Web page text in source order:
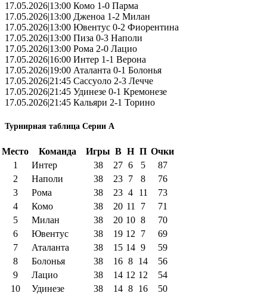
17.05.2026|13:00 Комо 1-0 Парма
17.05.2026|13:00 Дженоа 1-2 Милан
17.05.2026|13:00 Ювентус 0-2 Фиорентина
17.05.2026|13:00 Пиза 0-3 Наполи
17.05.2026|13:00 Рома 2-0 Лацио
17.05.2026|16:00 Интер 1-1 Верона
17.05.2026|19:00 Аталанта 0-1 Болонья
17.05.2026|21:45 Сассуоло 2-3 Лечче
17.05.2026|21:45 Удинезе 0-1 Кремонезе
17.05.2026|21:45 Кальяри 2-1 Торино
Турнирная таблица Серии А
Место Команда Игры В Н П Очки
1
Интер 38 27 6 5
87
2
Наполи 38 23 7 8
76
3
Рома 38 23 4 11
73
4
Комо 38 20 11 7
71
5
Милан 38 20 10 8
70
6
Ювентус 38 19 12 7
69
7
Аталанта 38 15 14 9
59
8
Болонья 38 16 8 14
56
9
Лацио 38 14 12 12
54
10
Удинезе 38 14 8 16
50